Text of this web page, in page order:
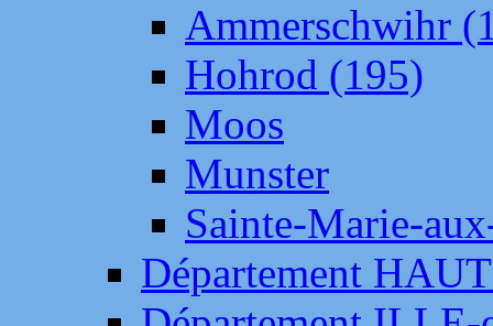
Ammerschwihr
Hohrod (195)
Moos
Munster
Sainte-Marie-
Département